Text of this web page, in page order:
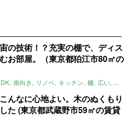
の技術！？充実の棚で、ディス
お部屋。（東京都狛江市80㎡の
南向き リノベ キッチン 棚 広い ガイ
んなに心地よい。木のぬくもり
た (東京都武蔵野市59㎡の賃貸